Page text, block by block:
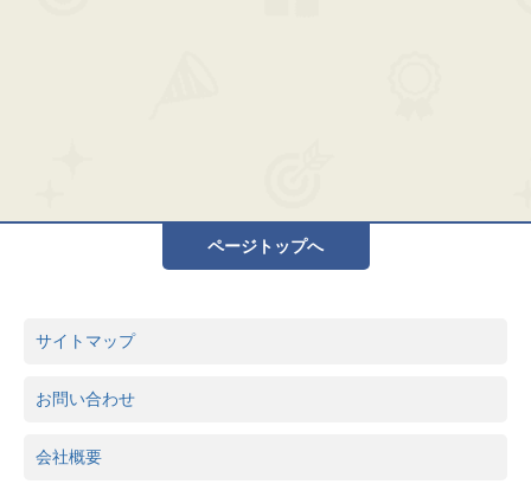
ページトップへ
サイトマップ
お問い合わせ
会社概要